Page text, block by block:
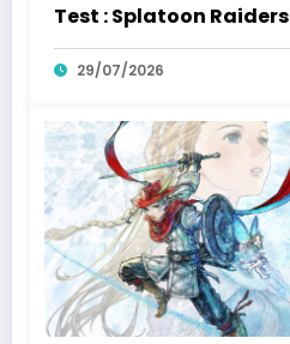
Test : Splatoon Raiders
29/07/2026